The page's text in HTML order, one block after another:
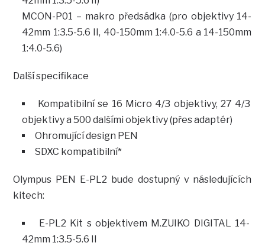
MCON-P01 – makro předsádka (pro objektivy 14-
42mm 1:3.5-5.6 II, 40-150mm 1:4.0-5.6 a 14-150mm
1:4.0-5.6)
Další specifikace
Kompatibilní se 16 Micro 4/3 objektivy, 27 4/3
objektivy a 500 dalšími objektivy (přes adaptér)
Ohromující design PEN
SDXC kompatibilní*
Olympus PEN E-PL2 bude dostupný v následujících
kitech:
E-PL2 Kit s objektivem M.ZUIKO DIGITAL 14-
42mm 1:3.5-5.6 II